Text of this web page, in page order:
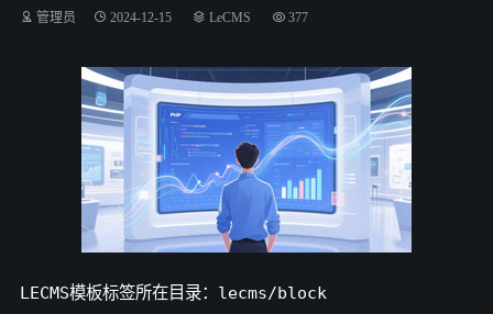
管理员 2024-12-15 LeCMS 377
LECMS模板标签所在目录：lecms/block